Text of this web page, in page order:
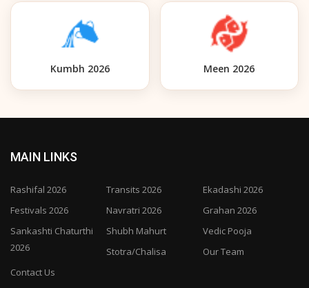
Kumbh 2026 Meen 2026
MAIN LINKS
Rashifal 2026 Transits 2026
Ekadashi 2026
Festivals 2026
Navratri 2026
Grahan 2026
Sankashti Chaturthi
2026
Shubh Mahurt
Vedic Pooja
Stotra/Chalisa
Our Team
Contact Us